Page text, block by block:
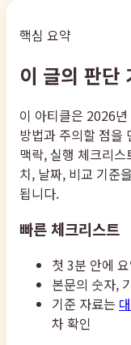
핵심 요약
이 글의 판단
이 아티클은 2026
방법과 주의할 점을
맥락, 실행 체크리
치, 날짜, 비교 기준
됩니다.
빠른 체크리스트
첫 3분 안에
본문의 숫자,
기준 자료는
차 확인